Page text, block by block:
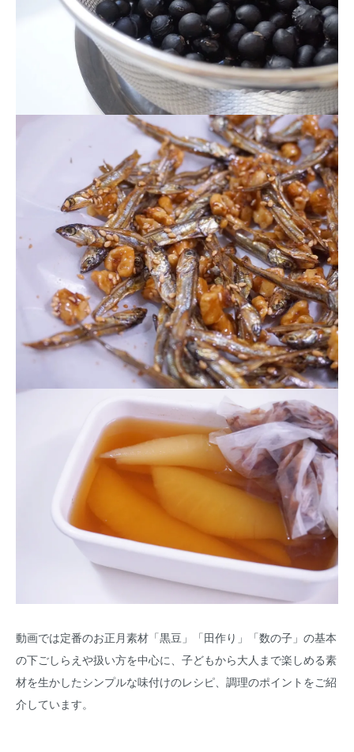
動画では定番のお正月素材「黒豆」「田作り」「数の子」の基本
の下ごしらえや扱い方を中心に、子どもから大人まで楽しめる素
材を生かしたシンプルな味付けのレシピ、調理のポイントをご紹
介しています。